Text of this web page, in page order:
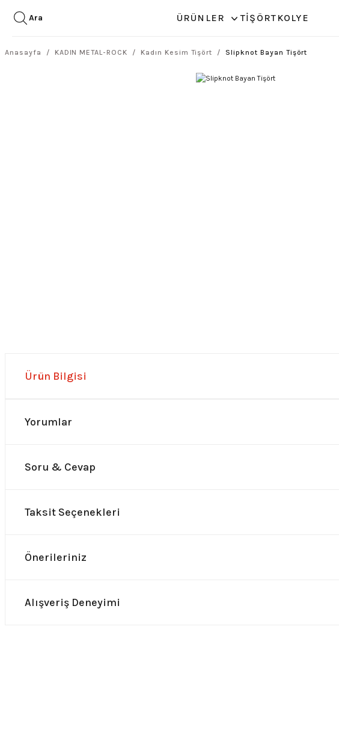
Ara ÜRÜNLER TİŞÖRT KOLYE
Anasayfa KADIN METAL-ROCK Kadın Kesim Tişört Slipknot Bayan Tişört
Ürün Bilgisi
Yorumlar
Soru & Cevap
Taksit Seçenekleri
Önerileriniz
Alışveriş Deneyimi